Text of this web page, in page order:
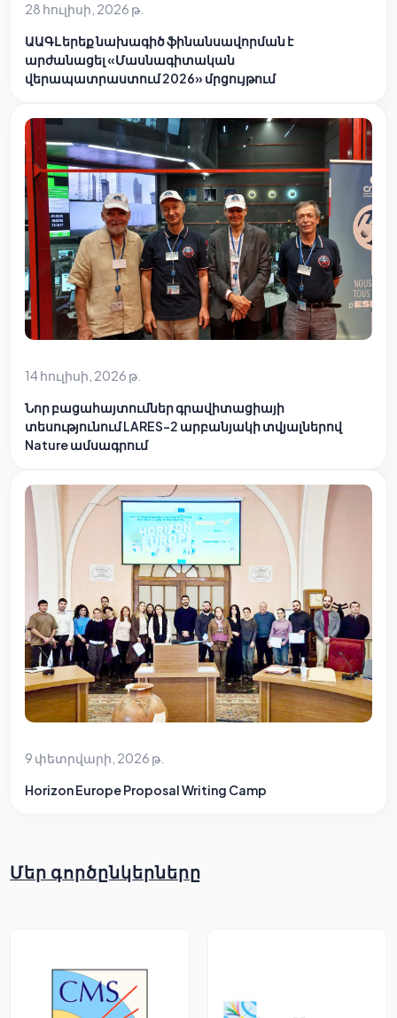
28 հուլիսի, 2026 թ.
ԱԱԳԼ երեք նախագիծ ֆինանսավորման է
արժանացել «Մասնագիտական
վերապատրաստում 2026» մրցույթում
14 հուլիսի, 2026 թ.
Նոր բացահայտումներ գրավիտացիայի
տեսությունում LARES-2 արբանյակի տվյալներով
Nature ամսագրում
9 փետրվարի, 2026 թ.
Horizon Europe Proposal Writing Camp
Մեր գործընկերները